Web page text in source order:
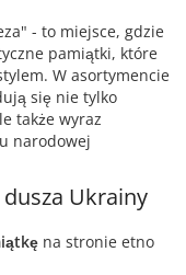
- to miejsce, gdzie
pamiątki, które
W asortymencie
się nie tylko
także wyraz
narodowej
Ukrainy
na stronie etno